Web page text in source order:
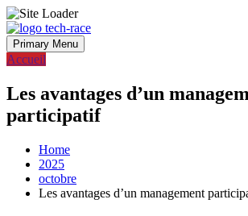
Skip
to
content
Primary Menu
Accueil
Les avantages d’un
participatif
Home
2025
octobre
Les avantages d’un management